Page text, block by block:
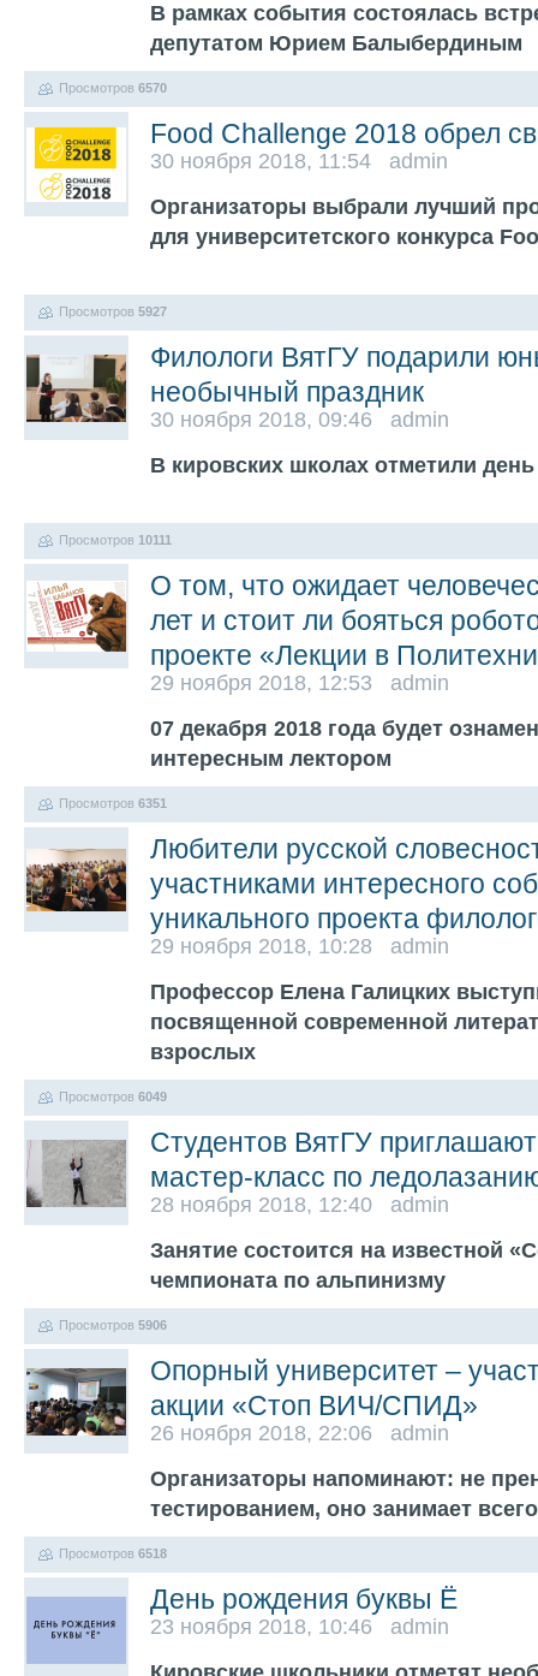
В рамках события состоялась
депутатом Юрием Балыбердиным
Просмотров 6570
Food Challenge 2018 обрел
30 ноября 2018, 11:54 admin
Организаторы выбрали лучший
для университетского конкурса
Просмотров 5927
Филологи ВятГУ подарили
необычный праздник
30 ноября 2018, 09:46 admin
В кировских школах отметили
Просмотров 10111
О том, что ожидает
лет и стоит ли бояться
проекте «Лекции в
29 ноября 2018, 12:53 admin
07 декабря 2018 года будет
интересным лектором
Просмотров 6351
Любители русской
участниками интересного
уникального проекта
29 ноября 2018, 10:28 admin
Профессор Елена Галицких
посвященной современной
взрослых
Просмотров 6049
Студентов ВятГУ
мастер-класс по
28 ноября 2018, 12:40 admin
Занятие состоится на известной
чемпионата по альпинизму
Просмотров 5906
Опорный университет –
акции «Стоп ВИЧ/СПИД»
26 ноября 2018, 22:06 admin
Организаторы напоминают: не
тестированием, оно занимает
Просмотров 6518
День рождения буквы Ё
23 ноября 2018, 10:46 admin